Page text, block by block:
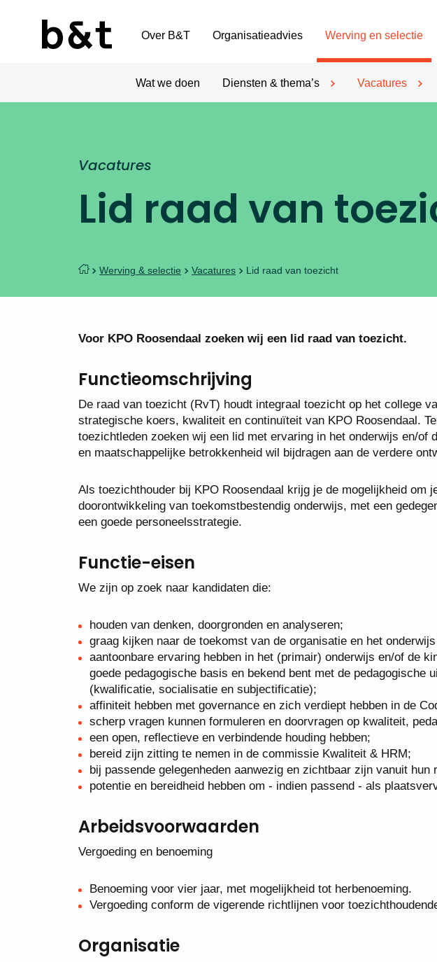
Over B&T Organisatieadvies Werving en selectie
Wat we doen Diensten & thema’s Vacatures
Lid raad van
Vacatures
Werving & selectie Vacatures Lid raad van toezicht
Voor KPO Roosendaal zoeken wij een lid raad van toezicht.
Functieomschrijving
De raad van toezicht (RvT) houdt integraal toezicht op het college
strategische koers, kwaliteit en continuïteit van KPO Roosendaal.
toezichtleden zoeken wij een lid met ervaring in het onderwijs en/of
en maatschappelijke betrokkenheid wil bijdragen aan de verdere
Als toezichthouder bij KPO Roosendaal krijg je de mogelijkheid om
doorontwikkeling van toekomstbestendig onderwijs, met een
een goede personeelsstrategie.
Functie-eisen
We zijn op zoek naar kandidaten die:
houden van denken, doorgronden en analyseren;
graag kijken naar de toekomst van de organisatie en het
aantoonbare ervaring hebben in het (primair) onderwijs en/of de
goede pedagogische basis en bekend bent met de pedagogische
(kwalificatie, socialisatie en subjectificatie);
affiniteit hebben met governance en zich verdiept hebben in de
scherp vragen kunnen formuleren en doorvragen op kwaliteit,
een open, reflectieve en verbindende houding hebben;
bereid zijn zitting te nemen in de commissie Kwaliteit & HRM;
bij passende gelegenheden aanwezig en zichtbaar zijn vanuit hun
potentie en bereidheid hebben om - indien passend - als
Arbeidsvoorwaarden
Vergoeding en benoeming
Benoeming voor vier jaar, met mogelijkheid tot herbenoeming.
Vergoeding conform de vigerende richtlijnen voor
Organisatie